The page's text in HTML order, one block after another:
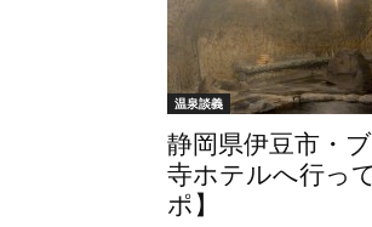
温泉談義
静岡県伊豆市・
寺ホテルへ行っ
ポ】